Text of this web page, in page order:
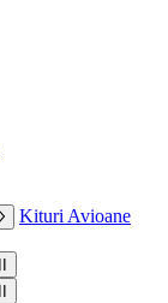
Kituri Avioane